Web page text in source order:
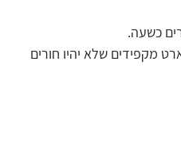
כשעה.
מקפידים שלא יהיו חורים